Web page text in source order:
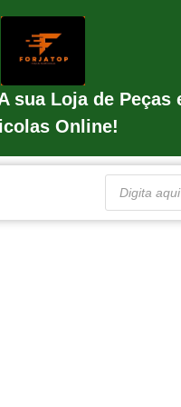
sua Loja de Peças
Online!